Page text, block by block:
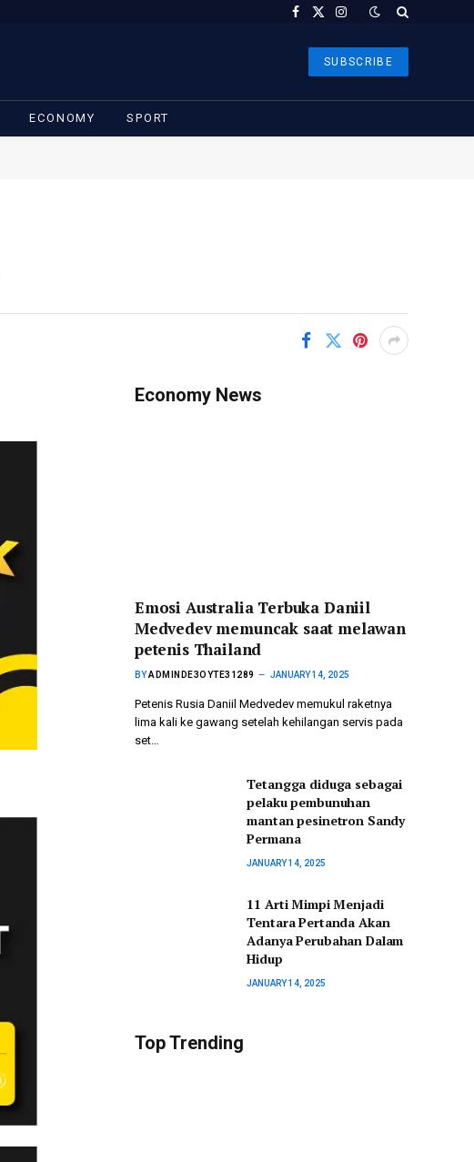
Facebook
X
Instagram
SUBSCRIBE
ECONOMY SPORT
Economy News
Emosi Australia Terbuka Daniil
Medvedev memuncak saat melawan
petenis Thailand
BYADMINDE3OYTE31289 JANUARY 14, 2025
Petenis Rusia Daniil Medvedev memukul raketnya
lima kali ke gawang setelah kehilangan servis pada
set…
Tetangga diduga sebagai
pelaku pembunuhan
mantan pesinetron Sandy
Permana
JANUARY 14, 2025
11 Arti Mimpi Menjadi
Tentara Pertanda Akan
Adanya Perubahan Dalam
Hidup
JANUARY 14, 2025
Top Trending